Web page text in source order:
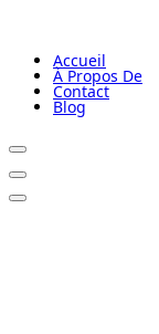
Accueil
À Propos De
Contact
Blog